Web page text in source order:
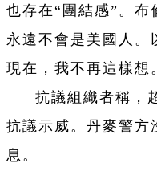
也存在“團結感”。布
永遠不會是美國人。
現在，我不再這樣想
抗議組織者稱，
抗議示威。丹麥警方
息。